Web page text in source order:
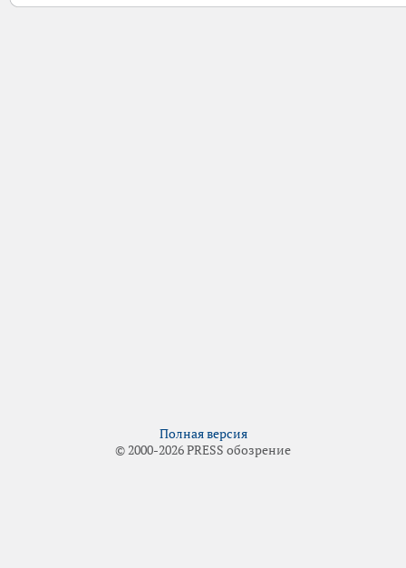
Полная версия
© 2000-2026 PRESS обозрение